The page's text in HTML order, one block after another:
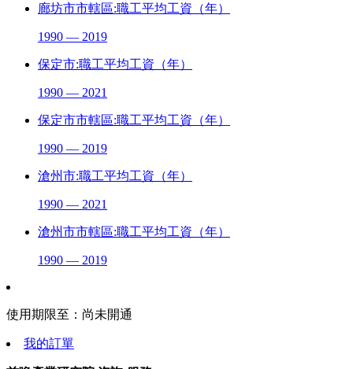
廊坊市市轄區:職工平均工資（年）
1990 — 2019
保定市:職工平均工資（年）
1990 — 2021
保定市市轄區:職工平均工資（年）
1990 — 2019
滄州市:職工平均工資（年）
1990 — 2021
滄州市市轄區:職工平均工資（年）
1990 — 2019
使用期限至： 尚未開通
我的訂單